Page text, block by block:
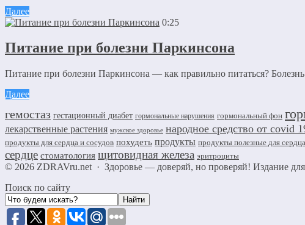
Далее
0:25
Питание при болезни Паркинсона
Питание при болезни Паркинсона — как правильно питаться?
Далее
гемостаз гестационный диабет гормональные нарушения гормональный фон
лекарственные растения мужское здоровье народное средство от covid
продукты для сердца и сосудов похудеть продукты продукты полезные для сердца
сердце стоматология щитовидная железа эритроциты
© 2026 ZDRAVru.net · Здоровье — доверяй, но проверяй! Издание
Поиск по сайту